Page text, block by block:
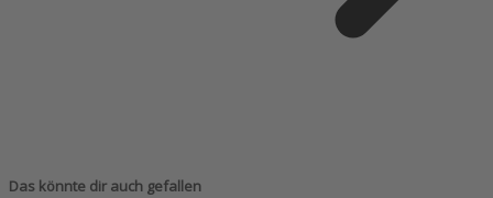
Das könnte dir auch gefallen